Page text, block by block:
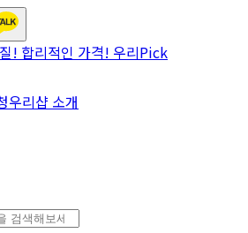
! 합리적인 가격! 우리Pick
우리샵 소개